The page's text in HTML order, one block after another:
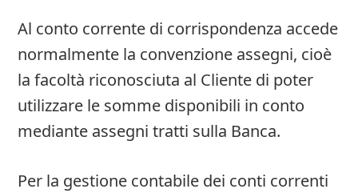
Al conto corrente di corrispondenza accede
normalmente la convenzione assegni, cioè
la facoltà riconosciuta al Cliente di poter
utilizzare le somme disponibili in conto
mediante assegni tratti sulla Banca.
Per la gestione contabile dei conti correnti